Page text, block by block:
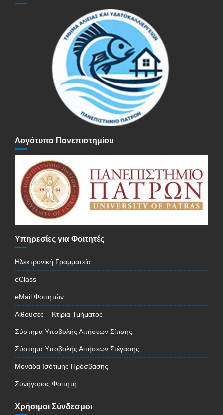
Λογότυπα Πανεπιστημίου
Υπηρεσίες για Φοιτητές
Ηλεκτρονική Γραμματεία
eClass
eMail Φοιτητών
Αίθουσες – Κτίρια Τμήματος
Σύστημα Υποβολής Αιτήσεων Σίτισης
Σύστημα Υποβολής Αιτήσεων Στέγασης
Μονάδα Ισότιμης Πρόσβασης
Συνήγορος Φοιτητή
Χρήσιμοι Σύνδεσμοι